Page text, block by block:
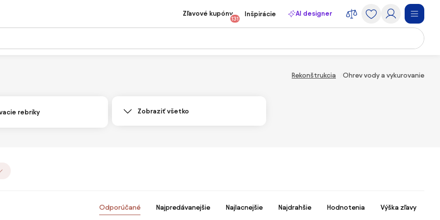
Zľavové kupóny
131
Inšpirácie AI designer
Rekonštrukcia Ohrev vody a vykurovanie
rebríky Zobraziť všetko
Odporúčané Najpredávanejšie Najlacnejšie Najdrahšie Hodnotenia Výška zľavy